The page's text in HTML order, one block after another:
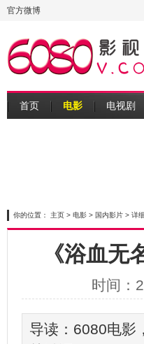
官方微博
首页 电影 电视剧
你的位置： 主页 > 电影 > 国内影片 > 详细
《浴血无
时间：
导读：6080电影